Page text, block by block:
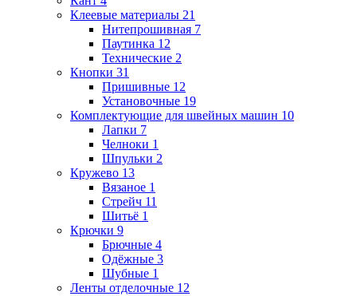
Клеевые материалы 21
Нитепрошивная 7
Паутинка 12
Технические 2
Кнопки 31
Пришивные 12
Установочные 19
Комплектующие для швейных машин 10
Лапки 7
Челноки 1
Шпульки 2
Кружево 13
Вязаное 1
Стрейч 11
Шитьё 1
Крючки 9
Брючные 4
Одёжные 3
Шубные 1
Ленты отделочные 12